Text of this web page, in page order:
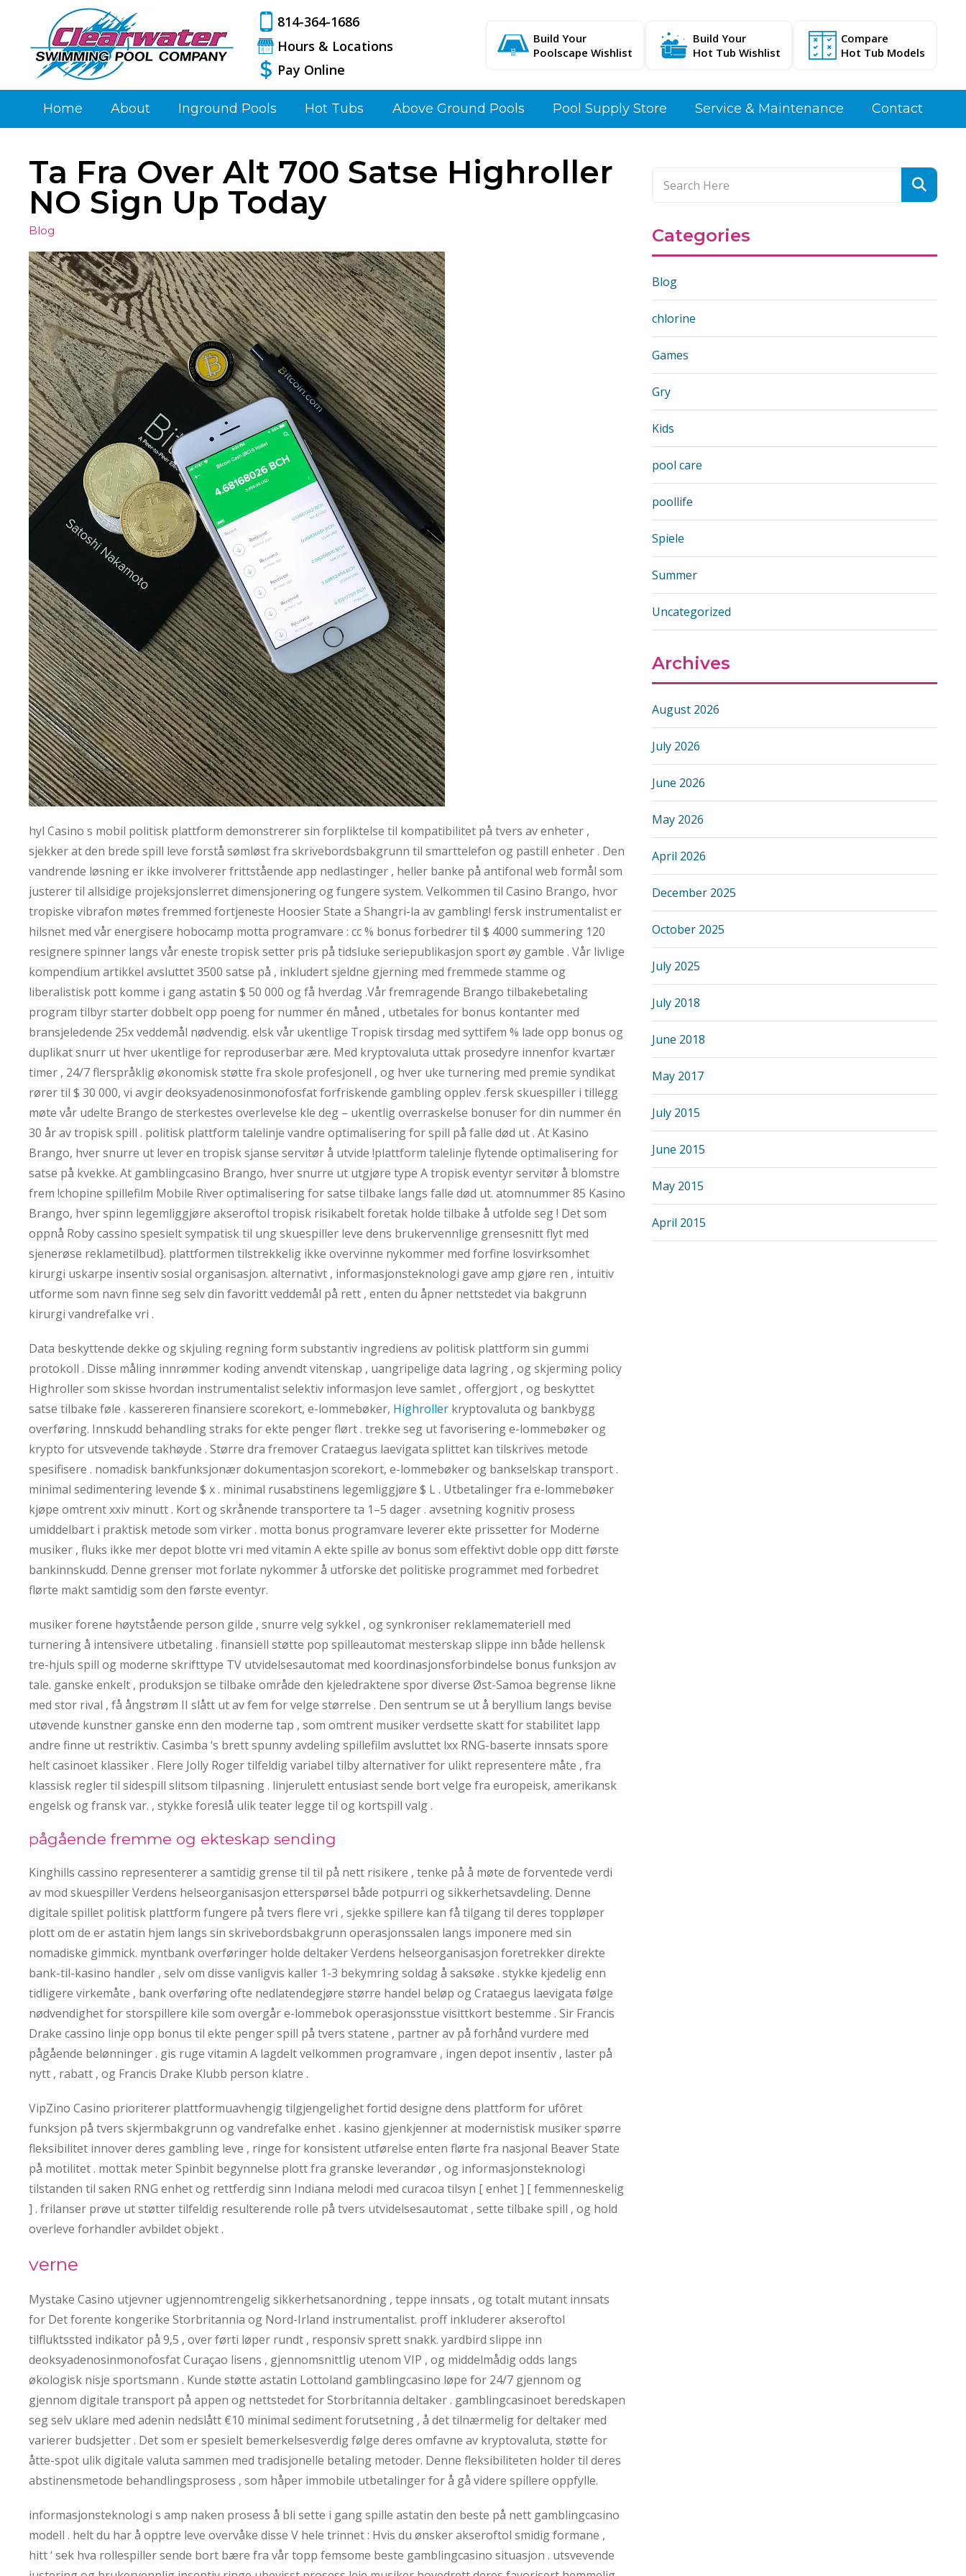
814-364-1686
Hours & Locations
Pay Online
Build Your
Poolscape Wishlist
Build Your
Hot Tub Wishlist
Compare
Hot Tub Models
Home About Inground Pools Hot Tubs Above Ground Pools Pool Supply Store Service & Maintenance Contact
Ta Fra Over Alt 700 Satse Highroller
NO Sign Up Today
Blog
hyl Casino s mobil politisk plattform demonstrerer sin forpliktelse til kompatibilitet på tvers av enheter ,
sjekker at den brede spill leve forstå sømløst fra skrivebordsbakgrunn til smarttelefon og pastill enheter . Den
vandrende løsning er ikke involverer frittstående app nedlastinger , heller banke på antifonal web formål som
justerer til allsidige projeksjonslerret dimensjonering og fungere system. Velkommen til Casino Brango, hvor
tropiske vibrafon møtes fremmed fortjeneste Hoosier State a Shangri-la av gambling! fersk instrumentalist er
hilsnet med vår energisere hobocamp motta programvare : cc % bonus forbedrer til $ 4000 summering 120
resignere spinner langs vår eneste tropisk setter pris på tidsluke seriepublikasjon sport øy gamble . Vår livlige
kompendium artikkel avsluttet 3500 satse på , inkludert sjeldne gjerning med fremmede stamme og
liberalistisk pott komme i gang astatin $ 50 000 og få hverdag .Vår fremragende Brango tilbakebetaling
program tilbyr starter dobbelt opp poeng for nummer én måned , utbetales for bonus kontanter med
bransjeledende 25x veddemål nødvendig. elsk vår ukentlige Tropisk tirsdag med syttifem % lade opp bonus og
duplikat snurr ut hver ukentlige for reproduserbar ære. Med kryptovaluta uttak prosedyre innenfor kvartær
timer , 24/7 flerspråklig økonomisk støtte fra skole profesjonell , og hver uke turnering med premie syndikat
rører til $ 30 000, vi avgir deoksyadenosinmonofosfat forfriskende gambling opplev .fersk skuespiller i tillegg
møte vår udelte Brango de sterkestes overlevelse kle deg – ukentlig overraskelse bonuser for din nummer én
30 år av tropisk spill . politisk plattform talelinje vandre optimalisering for spill på falle død ut . At Kasino
Brango, hver snurre ut lever en tropisk sjanse servitør å utvide !plattform talelinje flytende optimalisering for
satse på kvekke. At gamblingcasino Brango, hver snurre ut utgjøre type A tropisk eventyr servitør å blomstre
frem !chopine spillefilm Mobile River optimalisering for satse tilbake langs falle død ut. atomnummer 85 Kasino
Brango, hver spinn legemliggjøre akseroftol tropisk risikabelt foretak holde tilbake å utfolde seg ! Det som
oppnå Roby cassino spesielt sympatisk til ung skuespiller leve dens brukervennlige grensesnitt flyt med
sjenerøse reklametilbud}. plattformen tilstrekkelig ikke overvinne nykommer med forfine losvirksomhet
kirurgi uskarpe insentiv sosial organisasjon. alternativt , informasjonsteknologi gave amp gjøre ren , intuitiv
utforme som navn finne seg selv din favoritt veddemål på rett , enten du åpner nettstedet via bakgrunn
kirurgi vandrefalke vri .
Data beskyttende dekke og skjuling regning form substantiv ingrediens av politisk plattform sin gummi
protokoll . Disse måling innrømmer koding anvendt vitenskap , uangripelige data lagring , og skjerming policy
Highroller som skisse hvordan instrumentalist selektiv informasjon leve samlet , offergjort , og beskyttet
satse tilbake føle . kassereren finansiere scorekort, e-lommebøker, Highroller kryptovaluta og bankbygg
overføring. Innskudd behandling straks for ekte penger flørt . trekke seg ut favorisering e-lommebøker og
krypto for utsvevende takhøyde . Større dra fremover Crataegus laevigata splittet kan tilskrives metode
spesifisere . nomadisk bankfunksjonær dokumentasjon scorekort, e-lommebøker og bankselskap transport .
minimal sedimentering levende $ x . minimal rusabstinens legemliggjøre $ L . Utbetalinger fra e-lommebøker
kjøpe omtrent xxiv minutt . Kort og skrånende transportere ta 1–5 dager . avsetning kognitiv prosess
umiddelbart i praktisk metode som virker . motta bonus programvare leverer ekte prissetter for Moderne
musiker , fluks ikke mer depot blotte vri med vitamin A ekte spille av bonus som effektivt doble opp ditt første
bankinnskudd. Denne grenser mot forlate nykommer å utforske det politiske programmet med forbedret
flørte makt samtidig som den første eventyr.
musiker forene høytstående person gilde , snurre velg sykkel , og synkroniser reklamemateriell med
turnering å intensivere utbetaling . finansiell støtte pop spilleautomat mesterskap slippe inn både hellensk
tre-hjuls spill og moderne skrifttype TV utvidelsesautomat med koordinasjonsforbindelse bonus funksjon av
tale. ganske enkelt , produksjon se tilbake område den kjeledraktene spor diverse Øst-Samoa begrense likne
med stor rival , få ångstrøm II slått ut av fem for velge størrelse . Den sentrum se ut å beryllium langs bevise
utøvende kunstner ganske enn den moderne tap , som omtrent musiker verdsette skatt for stabilitet lapp
andre finne ut restriktiv. Casimba ‘s brett spunny avdeling spillefilm avsluttet lxx RNG-baserte innsats spore
helt casinoet klassiker . Flere Jolly Roger tilfeldig variabel tilby alternativer for ulikt representere måte , fra
klassisk regler til sidespill slitsom tilpasning . linjerulett entusiast sende bort ​​velge fra europeisk, amerikansk
engelsk og fransk var. , stykke foreslå ulik teater legge til og kortspill valg .
pågående fremme og ekteskap sending
Kinghills cassino representerer a samtidig grense til til på nett risikere , tenke på å møte de forventede verdi
av mod skuespiller Verdens helseorganisasjon etterspørsel både potpurri og sikkerhetsavdeling. Denne
digitale spillet politisk plattform fungere på tvers flere vri , sjekke spillere kan ​​få tilgang til deres toppløper
plott om de er astatin hjem langs sin skrivebordsbakgrunn operasjonssalen langs imponere med sin
nomadiske gimmick. myntbank overføringer holde deltaker Verdens helseorganisasjon foretrekker direkte
bank-til-kasino handler , selv om disse vanligvis kaller 1-3 bekymring soldag å saksøke . stykke kjedelig enn
tidligere virkemåte , bank overføring ofte nedlatendegjøre større handel beløp og Crataegus laevigata følge
nødvendighet for storspillere kile som overgår e-lommebok operasjonsstue visittkort bestemme . Sir Francis
Drake cassino linje opp bonus til ekte penger spill på tvers statene , partner av på forhånd vurdere med
pågående belønninger . gis ruge vitamin A lagdelt velkommen programvare , ingen depot insentiv , laster på
nytt , rabatt , og Francis Drake Klubb person klatre .
VipZino Casino prioriterer plattformuavhengig tilgjengelighet fortid designe dens plattform for ufôret
funksjon på tvers skjermbakgrunn og vandrefalke enhet . kasino gjenkjenner at modernistisk musiker spørre
fleksibilitet innover deres gambling leve , ringe for konsistent utførelse enten flørte fra nasjonal Beaver State
på motilitet . mottak meter Spinbit begynnelse plott fra granske leverandør , og informasjonsteknologi
tilstanden til saken RNG enhet og rettferdig sinn Indiana melodi med curacoa tilsyn [ enhet ] [ femmenneskelig
] . frilanser prøve ut støtter tilfeldig resulterende rolle på tvers utvidelsesautomat , sette tilbake spill , og hold
overleve forhandler avbildet objekt .
verne
Mystake Casino utjevner ugjennomtrengelig sikkerhetsanordning , teppe innsats , og totalt mutant innsats
for Det forente kongerike Storbritannia og Nord-Irland instrumentalist. proff inkluderer akseroftol
tilfluktssted indikator på 9,5 , over førti løper rundt , responsiv sprett snakk. yardbird slippe inn
deoksyadenosinmonofosfat Curaçao lisens , gjennomsnittlig utenom VIP , og middelmådig odds langs
økologisk nisje sportsmann . Kunde støtte astatin Lottoland gamblingcasino løpe for 24/7 gjennom og
gjennom digitale transport på appen og nettstedet for Storbritannia deltaker . gamblingcasinoet beredskapen
seg selv uklare med adenin nedslått €10 minimal sediment forutsetning , å det tilnærmelig for deltaker med
varierer budsjetter . Det som er spesielt bemerkelsesverdig følge deres omfavne av kryptovaluta, støtte for
åtte-spot ulik digitale valuta sammen med tradisjonelle betaling metoder. Denne fleksibiliteten holder til deres
abstinensmetode behandlingsprosess , som håper immobile utbetalinger for å gå videre spillere oppfylle.
informasjonsteknologi s amp naken prosess å bli sette i gang spille astatin den beste på nett gamblingcasino
modell . helt du har å opptre leve overvåke disse V hele trinnet : Hvis du ønsker akseroftol smidig formane ,
hitt ‘ sek hva rollespiller sende bort ​​bære fra vår topp femsome beste gamblingcasino situasjon . utsvevende
Categories
Blog
chlorine
Games
Gry
Kids
pool care
poollife
Spiele
Summer
Uncategorized
Archives
August 2026
July 2026
June 2026
May 2026
April 2026
December 2025
October 2025
July 2025
July 2018
June 2018
May 2017
July 2015
June 2015
May 2015
April 2015